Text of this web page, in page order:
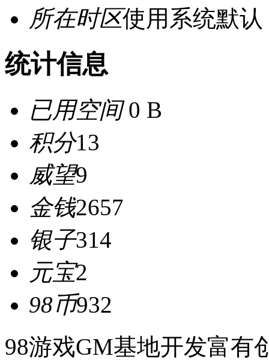
所在时区使用系统默认
统计信息
已用空间0 B
积分13
威望9
金钱2657
银子314
元宝2
98币932
98游戏GM基地开发富有